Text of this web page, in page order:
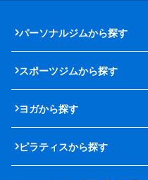
パーソナルジムから探す
スポーツジムから探す
ヨガから探す
ピラティスから探す